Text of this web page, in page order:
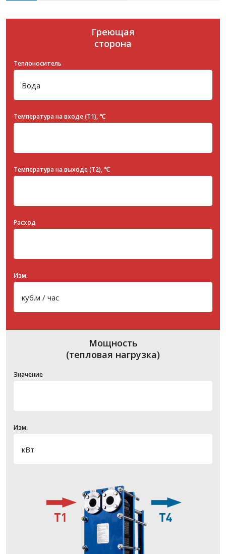
Греющая
сторона
Теплоноситель
Температура на входе (T1), ℃
Температура на выходе (T2), ℃
Расход
Изм.
Мощность
(тепловая нагрузка)
Значение
Изм.